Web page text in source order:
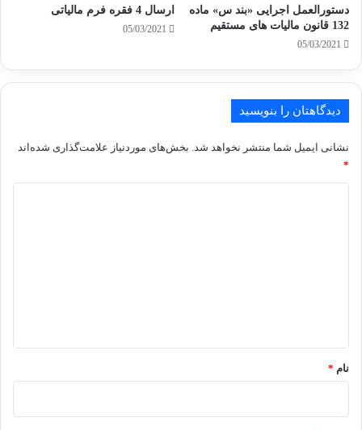
دستورالعمل اجرایی «بند س» ماده
132 قانون مالیات های مستقیم
05/03/2021
ارسال 4 فقره فرم مالیاتی
05/03/2021
دیدگاهتان را بنویسید
نشانی ایمیل شما منتشر نخواهد شد. بخش‌های موردنیاز علامت‌گذاری شده‌اند
*
نام *